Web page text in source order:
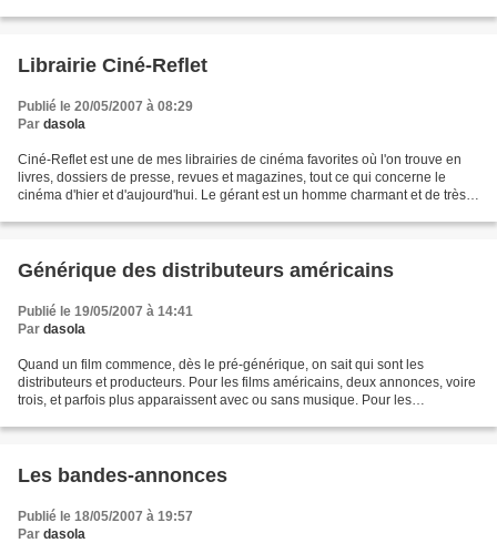
Librairie Ciné-Reflet
Publié le 20/05/2007 à 08:29
Par dasola
Ciné-Reflet est une de mes librairies de cinéma favorites où l'on trouve en
livres, dossiers de presse, revues et magazines, tout ce qui concerne le
cinéma d'hier et d'aujourd'hui. Le gérant est un homme charmant et de très
Générique des distributeurs américains
Publié le 19/05/2007 à 14:41
Par dasola
Quand un film commence, dès le pré-générique, on sait qui sont les
distributeurs et producteurs. Pour les films américains, deux annonces, voire
trois, et parfois plus apparaissent avec ou sans musique. Pour les
Les bandes-annonces
Publié le 18/05/2007 à 19:57
Par dasola